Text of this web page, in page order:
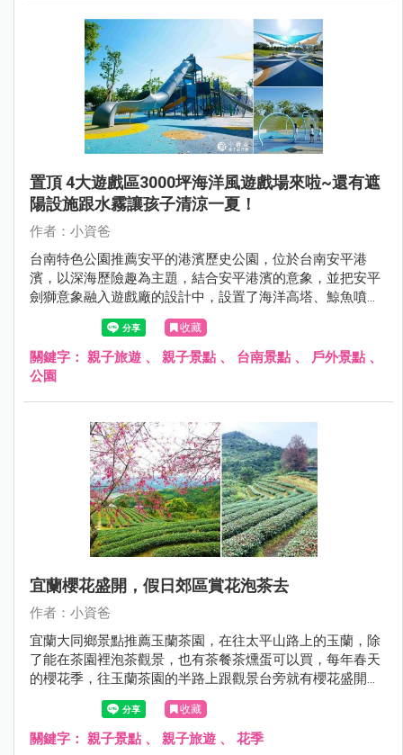
置頂 4大遊戲區3000坪海洋風遊戲場來啦~還有遮
陽設施跟水霧讓孩子清涼一夏！
作者：小資爸
台南特色公園推薦安平的港濱歷史公園，位於台南安平港
濱，以深海歷險趣為主題，結合安平港濱的意象，並把安平
劍獅意象融入遊戲廠的設計中，設置了海洋高塔、鯨魚噴
霧、鯨魚尾巴土丘、雙軌滑溜索、繩索闖關、珊瑚礁叢噴
霧、盪鞦韆、綠藻山洞等有趣且富有挑戰性的遊具，結合安
平的定情碼頭德陽艦園區和安平古堡就是很棒的安平親子半
日遊、一日遊呦~現在就跟著小資爸一起來玩安平的港濱歷
收藏
關鍵字： 親子旅遊 、 親子景點 、 台南景點 、 戶外景點 、
公園
宜蘭櫻花盛開，假日郊區賞花泡茶去
作者：小資爸
宜蘭大同鄉景點推薦玉蘭茶園，在往太平山路上的玉蘭，除
了能在茶園裡泡茶觀景，也有茶餐茶燻蛋可以買，每年春天
的櫻花季，往玉蘭茶園的半路上跟觀景台旁就有櫻花盛開，
搭配茶園翠綠的風貌，景色秀麗! 很適合過年期間及假日來
此品茗，搭配附近的崙埤河濱公園，就是很棒的宜蘭走春半
日遊一日遊景點呦，現在就跟著小資爸一起來宜蘭大同鄉的
收藏
關鍵字： 親子景點 、 親子旅遊 、 花季